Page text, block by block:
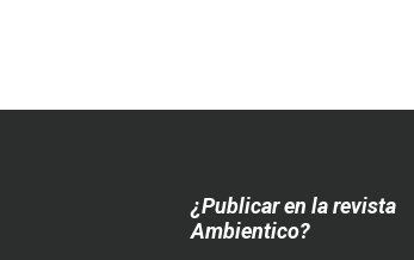
¿Publicar en la revista
Ambientico?